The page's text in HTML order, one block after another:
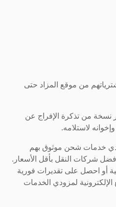
من موقع المزاد حتى
من تذكرة الإفراج عن
لاستلامه.
خدمات شحن موثوق بهم
شركات النقل بأقل الأسعار.
أو احصل على تقديرات فورية
لمزودي الخدمات